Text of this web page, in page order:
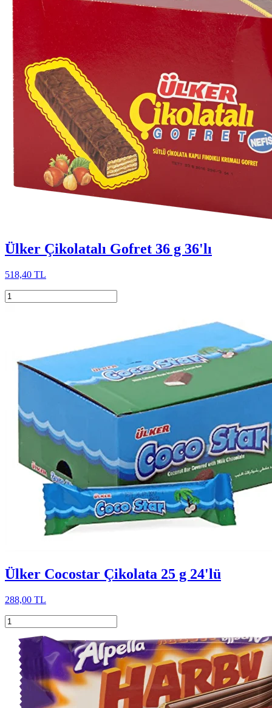
Ülker Çikolatalı Gofret 36 g 36'lı
518,40 TL
Ülker Cocostar Çikolata 25 g 24'lü
288,00 TL